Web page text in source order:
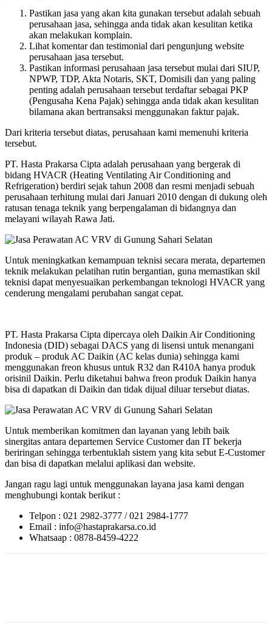
Pastikan jasa yang akan kita gunakan tersebut adalah sebuah
perusahaan jasa, sehingga anda tidak akan kesulitan ketika
akan melakukan komplain.
Lihat komentar dan testimonial dari pengunjung website
perusahaan jasa tersebut.
Pastikan informasi perusahaan jasa tersebut mulai dari SIUP,
NPWP, TDP, Akta Notaris, SKT, Domisili dan yang paling
penting adalah perusahaan tersebut terdaftar sebagai PKP
(Pengusaha Kena Pajak) sehingga anda tidak akan kesulitan
bilamana akan bertransaksi menggunakan faktur pajak.
Dari kriteria tersebut diatas, perusahaan kami memenuhi kriteria
tersebut.
PT. Hasta Prakarsa Cipta adalah perusahaan yang bergerak di
bidang HVACR (Heating Ventilating Air Conditioning and
Refrigeration) berdiri sejak tahun 2008 dan resmi menjadi sebuah
perusahaan terhitung mulai dari Januari 2010 dengan di dukung oleh
ratusan tenaga teknik yang berpengalaman di bidangnya dan
melayani wilayah Rawa Jati.
Untuk meningkatkan kemampuan teknisi secara merata, departemen
teknik melakukan pelatihan rutin bergantian, guna memastikan skil
teknisi dapat menyesuaikan perkembangan teknologi HVACR yang
cenderung mengalami perubahan sangat cepat.
PT. Hasta Prakarsa Cipta dipercaya oleh Daikin Air Conditioning
Indonesia (DID) sebagai DACS yang di lisensi untuk menangani
produk – produk AC Daikin (AC kelas dunia) sehingga kami
menggunakan freon khusus untuk R32 dan R410A hanya produk
orisinil Daikin. Perlu diketahui bahwa freon produk Daikin hanya
bisa di dapatkan di Daikin dan tidak dijual diluar tersebut diatas.
Untuk memberikan komitmen dan layanan yang lebih baik
sinergitas antara departemen Service Customer dan IT bekerja
beriringan sehingga terbentuklah sistem yang kita sebut E-Customer
dan bisa di dapatkan melalui aplikasi dan website.
Jangan ragu lagi untuk menggunakan layana jasa kami dengan
menghubungi kontak berikut :
Telpon : 021 2982-3777 / 021 2984-1777
Email : info@hastaprakarsa.co.id
Whatsaap : 0878-8459-4222